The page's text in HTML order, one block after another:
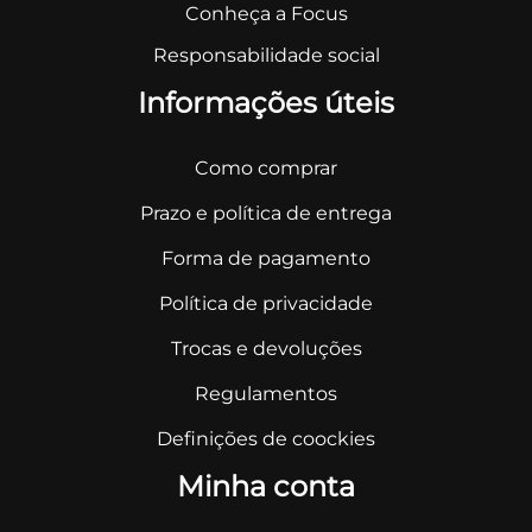
Conheça a Focus
Responsabilidade social
Informações úteis
Como comprar
Prazo e política de entrega
Forma de pagamento
Política de privacidade
Trocas e devoluções
Regulamentos
Definições de coockies
Minha conta